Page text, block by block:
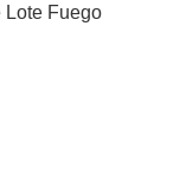
Lote Fuego